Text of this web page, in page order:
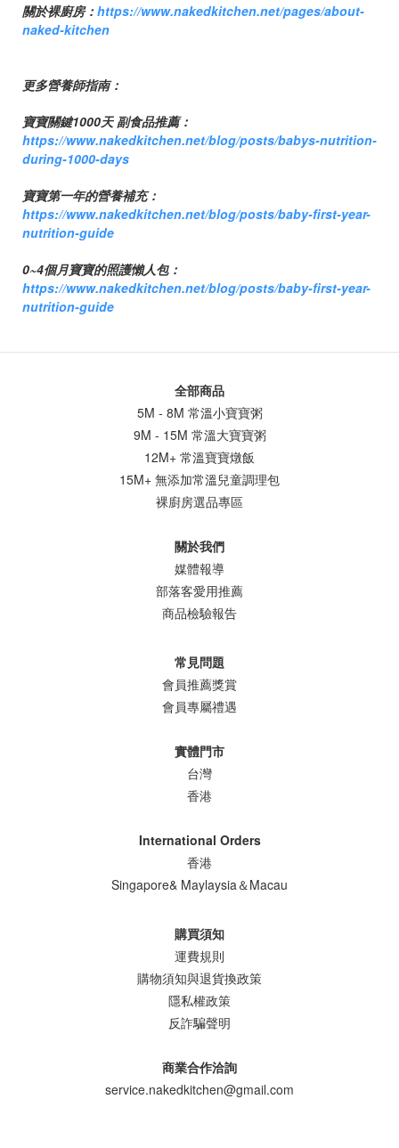
關於裸廚房： https://www.nakedkitchen.net/pages/about-
naked-kitchen
更多營養師指南：
寶寶關鍵1000天 副食品推薦：
https://www.nakedkitchen.net/blog/posts/babys-nutrition-
during-1000-days
寶寶第一年的營養補充：
https://www.nakedkitchen.net/blog/posts/baby-first-year-
nutrition-guide
0~4個月寶寶的照護懶人包：
https://www.nakedkitchen.net/blog/posts/baby-first-year-
nutrition-guide
全部商品
5M - 8M 常溫小寶寶粥
9M - 15M 常溫大寶寶粥
12M+ 常溫寶寶燉飯
15M+ 無添加常溫兒童調理包
裸廚房選品專區
關於我們
媒體報導
部落客愛用推薦
商品檢驗報告
常見問題
會員推薦獎賞
會員專屬禮遇
實體門市
台灣
香港
International Orders
香港
Singapore& Maylaysia＆Macau
購買須知
運費規則
購物須知與退貨換政策
隱私權政策
反詐騙聲明
商業合作洽詢
service.nakedkitchen@gmail.com